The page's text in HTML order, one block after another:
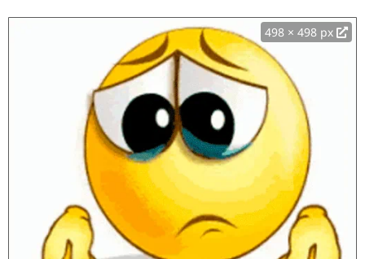
498 × 498 px